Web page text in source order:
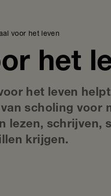
voor het leven
het
het leven
scholing voor
lezen, schrijven,
krijgen.